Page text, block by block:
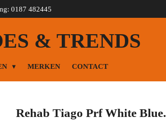
0187 482445
& TRENDS
MERKEN CONTACT
Rehab Tiago Prf White Blue.